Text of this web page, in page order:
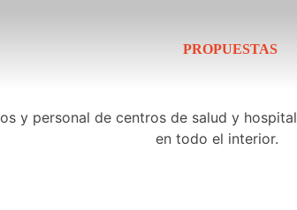
PROPUESTAS
y personal de centros de salud y
en todo el interior.